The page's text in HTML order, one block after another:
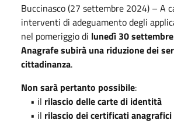
Buccinasco (27 settembre 2024) – A
interventi di adeguamento degli
nel pomeriggio di lunedì 30
Anagrafe subirà una riduzione dei
cittadinanza.
Non sarà pertanto possibile:
• il rilascio delle carte di identità
• il rilascio dei certificati anagrafici